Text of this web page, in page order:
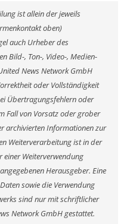
ist allein der jeweils
oben)
auch Urheber des
Bild-, Ton-, Video-, Medien-
News Network GmbH
oder Vollständigkeit
Übertragungsfehlern oder
Fall von Vorsatz oder grober
archivierten Informationen zur
Weiterverarbeitung ist in der
einer Weiterverwendung
Herausgeber. Eine
sowie die Verwendung
sind nur mit schriftlicher
Network GmbH gestattet.